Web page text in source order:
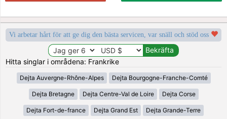
Vi arbetar hårt för att ge dig den bästa servicen, var snäll och stöd oss
Hitta singlar i områdena: Frankrike
Dejta Auvergne-Rhône-Alpes Dejta Bourgogne-Franche-Comté
Dejta Bretagne Dejta Centre-Val de Loire Dejta Corse
Dejta Fort-de-france Dejta Grand Est Dejta Grande-Terre